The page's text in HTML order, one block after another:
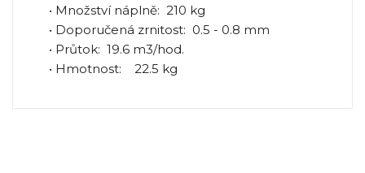
• Množství náplně: 210 kg
• Doporučená zrnitost: 0.5 - 0.8 mm
• Průtok: 19.6 m3/hod.
• Hmotnost: 22.5 kg